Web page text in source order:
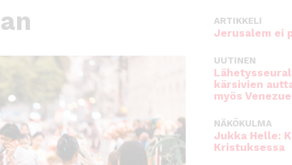
ARTIKKELI
Jerusalem ei
UUTINEN
kärsivien
myös
NÄKÖKULMA
Jukka Helle:
Kristuksessa